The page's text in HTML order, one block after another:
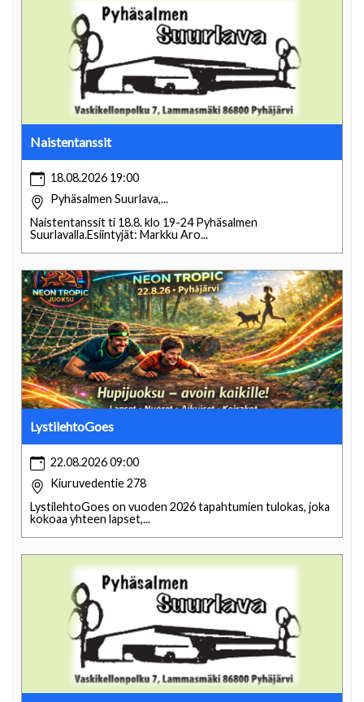
Naistentanssit
18.08.2026 19:00
Pyhäsalmen Suurlava,...
Naistentanssit ti 18.8. klo 19-24 Pyhäsalmen
Suurlavalla.Esiintyjät: Markku Aro...
LystilehtoGoes
22.08.2026 09:00
Kiuruvedentie 278
LystilehtoGoes on vuoden 2026 tapahtumien tulokas, joka
kokoaa yhteen lapset,...